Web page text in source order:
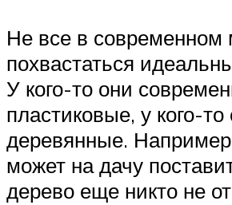
Не все в современном
похвастаться
У кого-то они
пластиковые, у кого-
деревянные.
может на дачу
дерево еще никто не